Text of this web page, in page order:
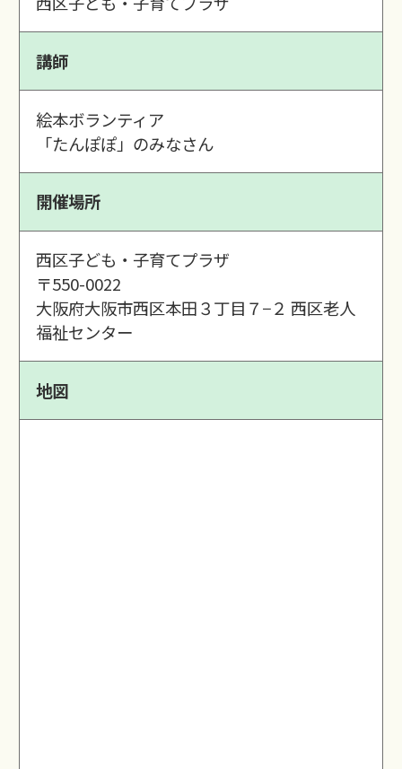
講師
絵本ボランティア
「たんぽぽ」のみなさん
開催場所
西区子ども・子育てプラザ
〒550-0022
大阪府大阪市西区本田３丁目７−２ 西区老人
福祉センター
地図